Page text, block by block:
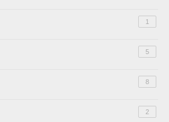
1
5
8
2